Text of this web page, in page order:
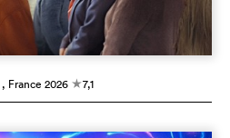
, France 2026 c7,1